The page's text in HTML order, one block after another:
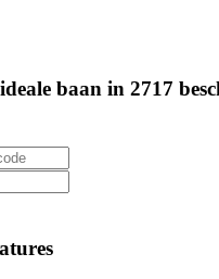
baan in 2717